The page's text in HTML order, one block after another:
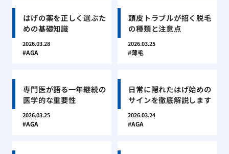
はげの薬を正しく選ぶた
めの基礎知識
2026.03.28
AGA
頭皮トラブルが招く脱毛
の種類と注意点
2026.03.25
薄毛
専門医が語る一年継続の
医学的な重要性
2026.03.25
AGA
日常に隠れたはげ始めの
サインを徹底解説します
2026.03.24
AGA